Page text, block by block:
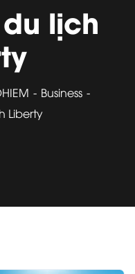
lịch
Business
Liberty